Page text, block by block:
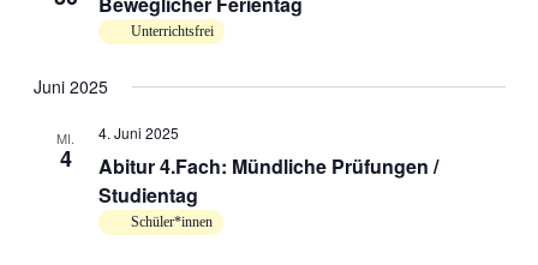
Unterrichtsfrei
Juni 2025
MI.
4
Abitur 4.Fach: Mündliche Prüfungen /
Studientag
4. Juni 2025
Schüler*innen